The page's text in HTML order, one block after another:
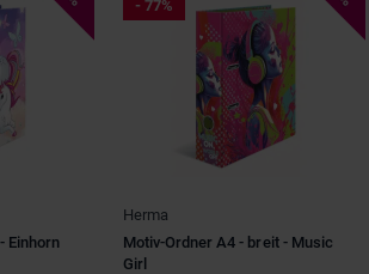
Einhorn
- 77%
Herma
Motiv-Ordner A4 - breit - Music
Girl